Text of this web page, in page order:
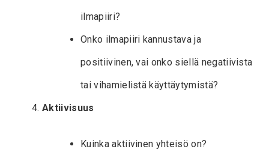
ilmapiiri?
Onko ilmapiiri kannustava ja
positiivinen, vai onko siellä negatiivista
tai vihamielistä käyttäytymistä?
Aktiivisuus
Kuinka aktiivinen yhteisö on?